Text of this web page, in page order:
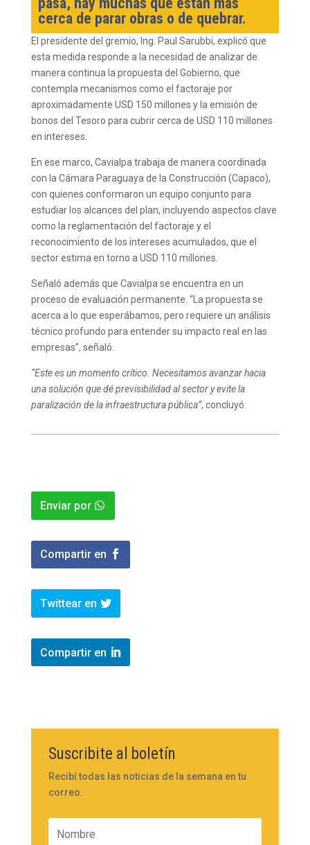
cerca de parar obras o de quebrar.
El presidente del gremio, Ing. Paul Sarubbi, explicó que
esta medida responde a la necesidad de analizar de
manera continua la propuesta del Gobierno, que
contempla mecanismos como el factoraje por
aproximadamente USD 150 millones y la emisión de
bonos del Tesoro para cubrir cerca de USD 110 millones
en intereses.
En ese marco, Cavialpa trabaja de manera coordinada
con la Cámara Paraguaya de la Construcción (Capaco),
con quienes conformaron un equipo conjunto para
estudiar los alcances del plan, incluyendo aspectos clave
como la reglamentación del factoraje y el
reconocimiento de los intereses acumulados, que el
sector estima en torno a USD 110 millones.
Señaló además que Cavialpa se encuentra en un
proceso de evaluación permanente. “La propuesta se
acerca a lo que esperábamos, pero requiere un análisis
técnico profundo para entender su impacto real en las
empresas”, señaló.
“Este es un momento crítico. Necesitamos avanzar hacia
una solución que dé previsibilidad al sector y evite la
paralización de la infraestructura pública”, concluyó.
Enviar por
Compartir en
Twittear en
Compartir en
Suscribite al boletín
Recibí todas las noticias de la semana en tu
correo.